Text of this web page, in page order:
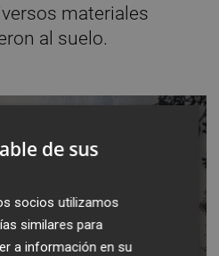
materiales
al suelo.
de sus
socios utilizamos
similares para
a información en su